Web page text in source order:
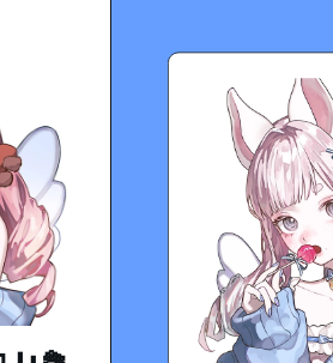
😉
ライバ
ー
仲
間もリスナ
ー
の
みん
なも
大
好き
だ
から
なっ